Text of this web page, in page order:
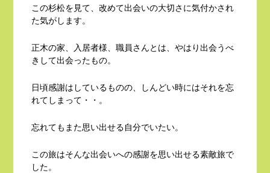
この杉松を見て、改めて出会いの大切さに気付かされ
た気がします。
正木の家、入居者様、職員さんとは、やはり出会うべ
きして出会ったもの。
日頃感謝はしているものの、しんどい時にはそれを忘
れてしまって・・。
忘れてもまた思い出せる自分でいたい。
この旅はそんな出会いへの感謝を思い出せる素敵旅で
した。